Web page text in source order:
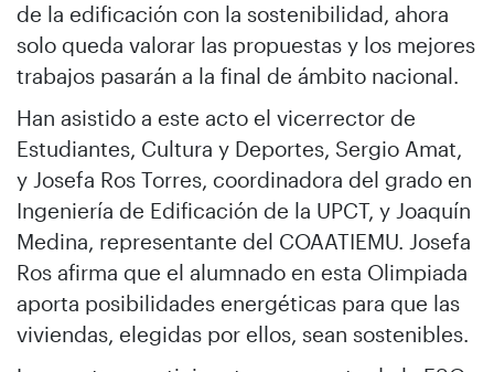
de la edificación con la sostenibilidad, ahora
solo queda valorar las propuestas y los mejores
trabajos pasarán a la final de ámbito nacional.
Han asistido a este acto el vicerrector de
Estudiantes, Cultura y Deportes, Sergio Amat,
y Josefa Ros Torres, coordinadora del grado en
Ingeniería de Edificación de la UPCT, y Joaquín
Medina, representante del COAATIEMU. Josefa
Ros afirma que el alumnado en esta Olimpiada
aporta posibilidades energéticas para que las
viviendas, elegidas por ellos, sean sostenibles.